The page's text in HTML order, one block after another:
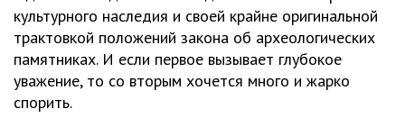
культурного наследия и своей крайне оригинальной
трактовкой положений закона об археологических
памятниках. И если первое вызывает глубокое
уважение, то со вторым хочется много и жарко
спорить.